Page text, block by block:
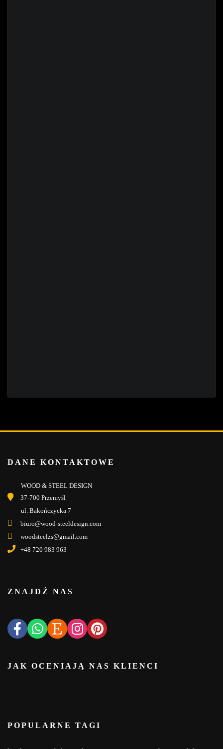
DANE KONTAKTOWE
WOOD & STEEL DESIGN
37-700 Przemyśl
ul. Bakończycka 7
biuro@wood-steeldesign.com
woodsteelzs@gmail.com
+48 720 983 963
ZNAJDŹ NAS
JAK OCENIAJĄ NAS KLIENCI
POPULARNE TAGI